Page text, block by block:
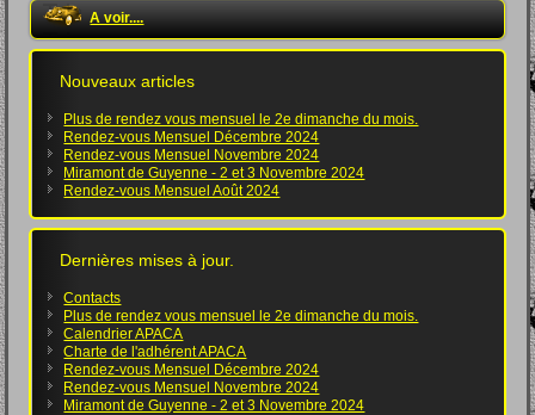
A voir....
Nouveaux articles
Plus de rendez vous mensuel le 2e dimanche du mois.
Rendez-vous Mensuel Décembre 2024
Rendez-vous Mensuel Novembre 2024
Miramont de Guyenne - 2 et 3 Novembre 2024
Rendez-vous Mensuel Août 2024
Dernières mises à jour.
Contacts
Plus de rendez vous mensuel le 2e dimanche du mois.
Calendrier APACA
Charte de l'adhérent APACA
Rendez-vous Mensuel Décembre 2024
Rendez-vous Mensuel Novembre 2024
Miramont de Guyenne - 2 et 3 Novembre 2024